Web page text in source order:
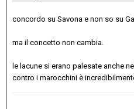
concordo su Savona e non so su
ma il concetto non cambia.
le lacune si erano palesate anche
contro i marocchini è